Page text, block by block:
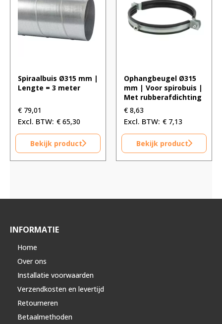
Spiraalbuis Ø315 mm |
Lengte = 3 meter
€ 79,01
€ 65,30
Bekijk product
Ophangbeugel Ø315
mm | Voor spirobuis |
Met rubberafdichting
€ 8,63
€ 7,13
Bekijk product
INFORMATIE
Home
Over ons
Installatie voorwaarden
Verzendkosten en levertijd
Retourneren
Betaalmethoden